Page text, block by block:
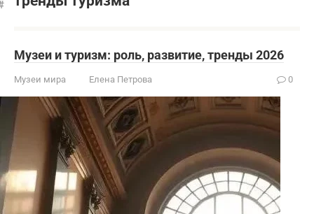
Музеи и туризм: роль, развитие, тренды 2026
Музеи мира Елена Петрова 0